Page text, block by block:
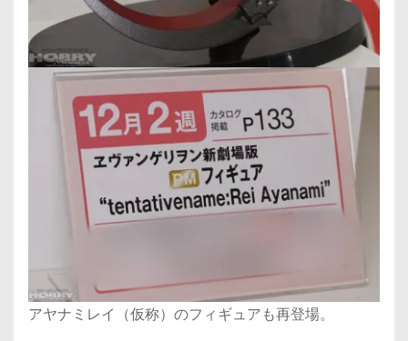
アヤナミレイ（仮称）のフィギュアも再登場。